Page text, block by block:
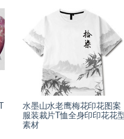
水墨山水老鹰梅花印花图案
服装裁片T恤全身印印花花
素材